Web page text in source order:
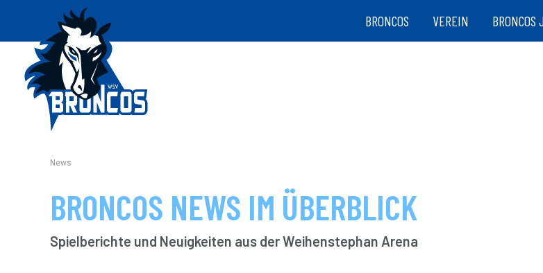
BRONCOS VEREIN BRONCOS
News
BRONCOS NEWS IM ÜBERBLICK
Spielberichte und Neuigkeiten aus der Weihenstephan Arena